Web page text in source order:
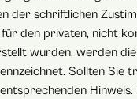
der schriftlichen
den privaten, nicht
wurden, werden
Sollten